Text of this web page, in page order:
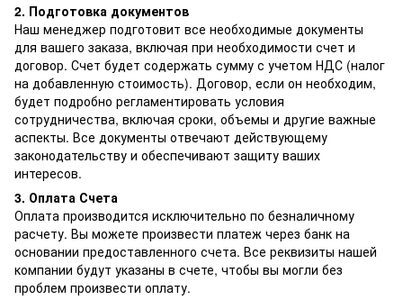
2. Подготовка документов
Наш менеджер подготовит все необходимые документы
для вашего заказа, включая при необходимости счет и
договор. Счет будет содержать сумму с учетом НДС (налог
на добавленную стоимость). Договор, если он необходим,
будет подробно регламентировать условия
сотрудничества, включая сроки, объемы и другие важные
аспекты. Все документы отвечают действующему
законодательству и обеспечивают защиту ваших
интересов.
3. Оплата Счета
Оплата производится исключительно по безналичному
расчету. Вы можете произвести платеж через банк на
основании предоставленного счета. Все реквизиты нашей
компании будут указаны в счете, чтобы вы могли без
проблем произвести оплату.